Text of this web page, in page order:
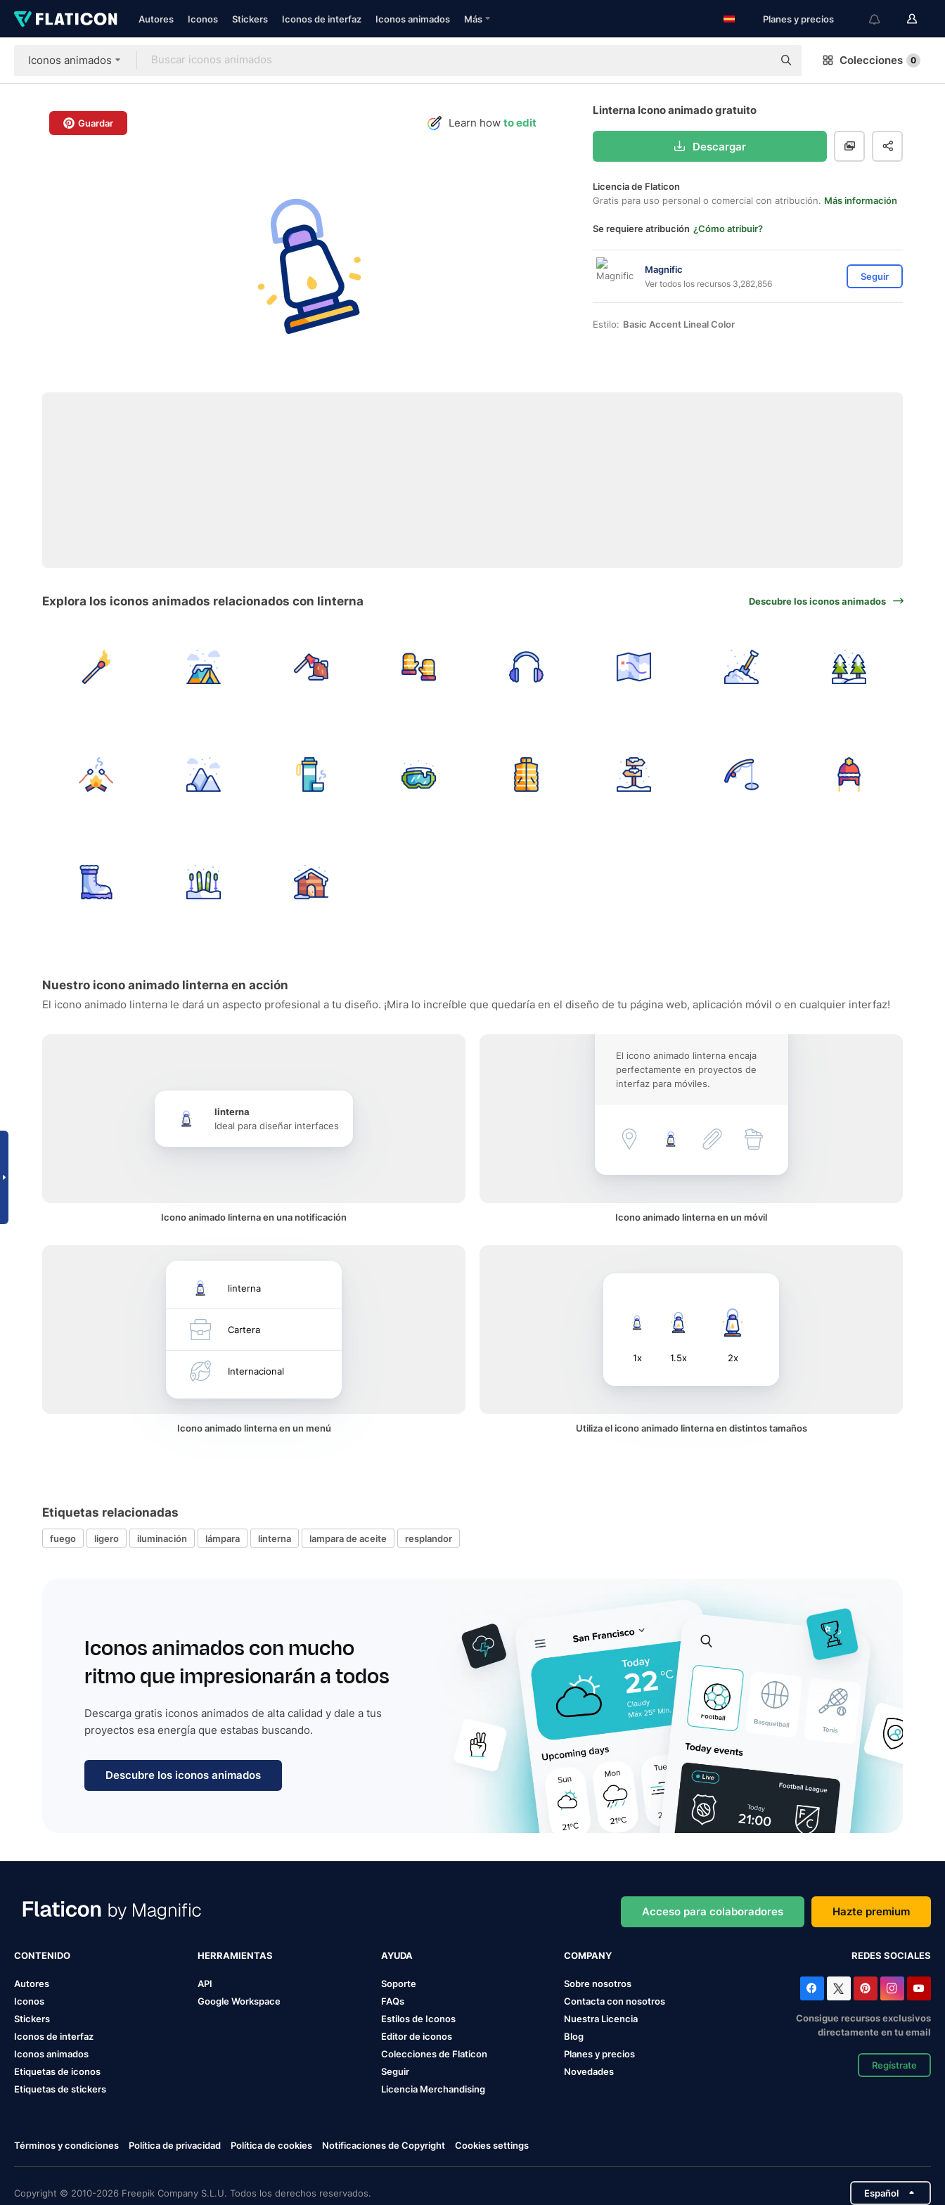
Autores Iconos Stickers Iconos de interfaz Iconos animados Más Planes y precios
Iconos animados Colecciones 0
Guardar Learn how to edit
Linterna Icono animado gratuito
Descargar
Licencia de Flaticon
Gratis para uso personal o comercial con atribución. Más información
Se requiere atribución ¿Cómo atribuir?
Magnific
Ver todos los recursos 3,282,856
Seguir
Estilo: Basic Accent Lineal Color
Explora los iconos animados relacionados con linterna Descubre los iconos animados
Nuestro icono animado linterna en acción
El icono animado linterna le dará un aspecto profesional a tu diseño. ¡Mira lo increíble que quedaría en el diseño de tu página web, aplicación móvil o en cualquier interfaz!
linterna
Ideal para diseñar interfaces
Icono animado linterna en una notificación
El icono animado linterna encaja
perfectamente en proyectos de
interfaz para móviles.
Icono animado linterna en un móvil
linterna
Cartera
Internacional
Icono animado linterna en un menú
1x 1.5x 2x
Utiliza el icono animado linterna en distintos tamaños
Etiquetas relacionadas
fuego ligero iluminación lámpara linterna lampara de aceite resplandor
Iconos animados con mucho
ritmo que impresionarán a todos
Descarga gratis iconos animados de alta calidad y dale a tus
proyectos esa energía que estabas buscando.
Descubre los iconos animados
Acceso para colaboradores Hazte premium
CONTENIDO
Autores
Iconos
Stickers
Iconos de interfaz
Iconos animados
Etiquetas de iconos
Etiquetas de stickers
HERRAMIENTAS
API
Google Workspace
AYUDA
Soporte
FAQs
Estilos de Iconos
Editor de iconos
Colecciones de Flaticon
Seguir
Licencia Merchandising
COMPANY
Sobre nosotros
Contacta con nosotros
Nuestra Licencia
Blog
Planes y precios
Novedades
REDES SOCIALES
Consigue recursos exclusivos
directamente en tu email
Regístrate
Términos y condiciones Política de privacidad Política de cookies Notificaciones de Copyright Cookies settings
Copyright © 2010-2026 Freepik Company S.L.U. Todos los derechos reservados. Español